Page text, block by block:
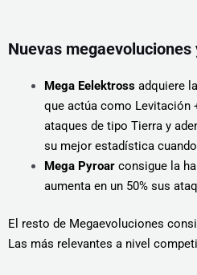
Nuevas
Mega Eelektross adquiere
que actúa como Levitación
ataques de tipo Tierra y
su mejor estadística
Mega Pyroar consigue la
aumenta en un 50% sus
El resto de Megaevoluciones
Las más relevantes a nivel